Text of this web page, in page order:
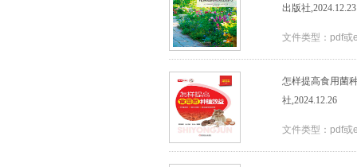
出版社,2024.12.23
文件类型：pdf
怎样提高食用菌
社,2024.12.26
文件类型：pdf